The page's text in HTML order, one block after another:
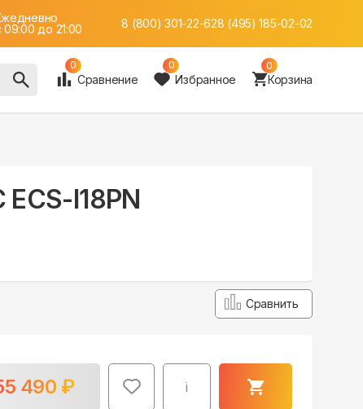
09:00 до 21:00
8 (800) 301-22-628 (495) 185-02-02
0
Сравнение
0
Избранное
0
Корзина
I18PN
Сравнить
490 ₽ i